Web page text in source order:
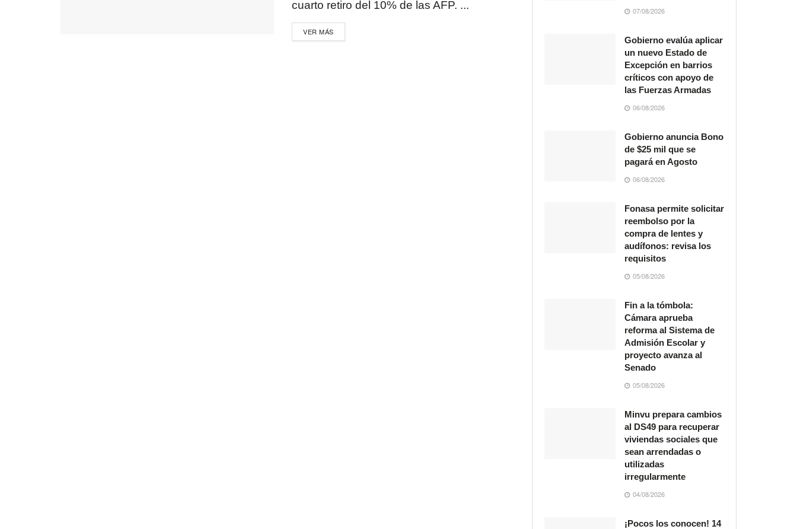
cuarto retiro del 10% de las AFP. ...
VER MÁS
07/08/2026
Gobierno evalúa aplicar
un nuevo Estado de
Excepción en barrios
críticos con apoyo de
las Fuerzas Armadas
06/08/2026
Gobierno anuncia Bono
de $25 mil que se
pagará en Agosto
06/08/2026
Fonasa permite solicitar
reembolso por la
compra de lentes y
audífonos: revisa los
requisitos
05/08/2026
Fin a la tómbola:
Cámara aprueba
reforma al Sistema de
Admisión Escolar y
proyecto avanza al
Senado
05/08/2026
Minvu prepara cambios
al DS49 para recuperar
viviendas sociales que
sean arrendadas o
utilizadas
irregularmente
04/08/2026
¡Pocos los conocen! 14